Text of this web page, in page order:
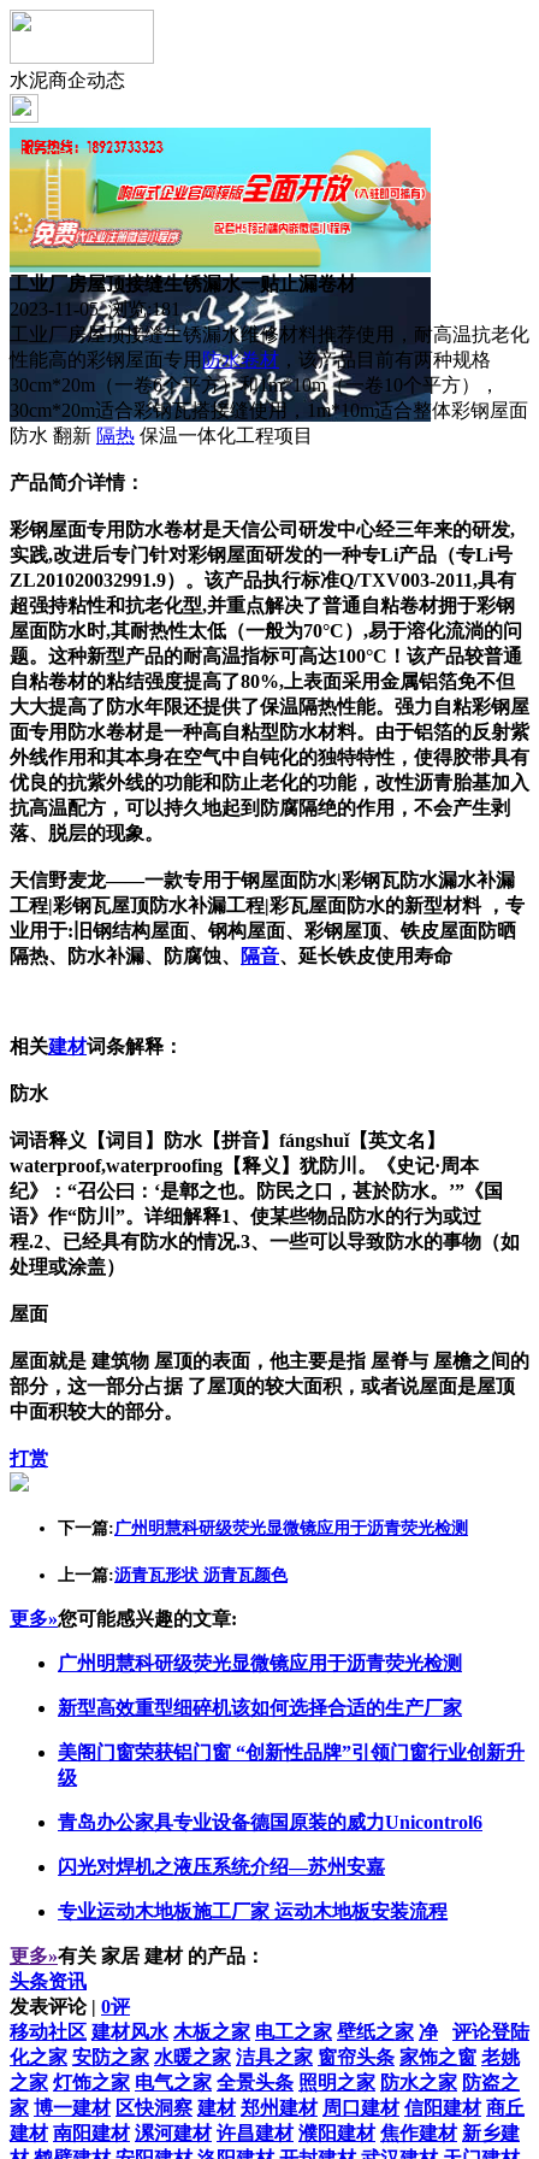
水泥商企动态
工业厂房屋顶接缝生锈漏水一贴止漏卷材
2023-11-05 浏览:181
工业厂房屋顶接缝生锈漏水维修材料推荐使用，耐高温抗老化
性能高的彩钢屋面专用 防水卷材 ，该产品目前有两种规格
30cm*20m（一卷6个平方）和1m*10m（一卷10个平方），
30cm*20m适合彩钢瓦搭接缝使用，1m*10m适合整体彩钢屋面
防水 翻新 隔热 保温一体化工程项目
产品简介详情：
彩钢屋面专用防水卷材是天信公司研发中心经三年来的研发,
实践,改进后专门针对彩钢屋面研发的一种专Li产品（专Li号
ZL201020032991.9）。该产品执行标准Q/TXV003-2011,具有
超强持粘性和抗老化型,并重点解决了普通自粘卷材拥于彩钢
屋面防水时,其耐热性太低（一般为70°C）,易于溶化流淌的问
题。这种新型产品的耐高温指标可高达100°C！该产品较普通
自粘卷材的粘结强度提高了80%,上表面采用金属铝箔免不但
大大提高了防水年限还提供了保温隔热性能。强力自粘彩钢屋
面专用防水卷材是一种高自粘型防水材料。由于铝箔的反射紫
外线作用和其本身在空气中自钝化的独特特性，使得胶带具有
优良的抗紫外线的功能和防止老化的功能，改性沥青胎基加入
抗高温配方，可以持久地起到防腐隔绝的作用，不会产生剥
落、脱层的现象。
天信野麦龙——一款专用于钢屋面防水|彩钢瓦防水漏水补漏
工程|彩钢瓦屋顶防水补漏工程|彩瓦屋面防水的新型材料 ，专
业用于:旧钢结构屋面、钢构屋面、彩钢屋顶、铁皮屋面防晒
隔热、防水补漏、防腐蚀、
隔音、延长铁皮使用寿命
相关建材词条解释：
防水
词语释义【词目】防水【拼音】fángshuǐ【英文名】
waterproof,waterproofing【释义】犹防川。《史记·周本
纪》：“召公曰：‘是鄣之也。防民之口，甚於防水。’”《国
语》作“防川”。详细解释1、使某些物品防水的行为或过
程.2、已经具有防水的情况.3、一些可以导致防水的事物（如
处理或涂盖）
屋面
屋面就是 建筑物 屋顶的表面，他主要是指 屋脊与 屋檐之间的
部分，这一部分占据 了屋顶的较大面积，或者说屋面是屋顶
中面积较大的部分。
打赏
下一篇:广州明慧科研级荧光显微镜应用于沥青荧光检测
上一篇:沥青瓦形状 沥青瓦颜色
更多»您可能感兴趣的文章:
广州明慧科研级荧光显微镜应用于沥青荧光检测
新型高效重型细碎机该如何选择合适的生产厂家
美阁门窗荣获铝门窗 “创新性品牌”引领门窗行业创新升
级
青岛办公家具专业设备德国原装的威力Unicontrol6
闪光对焊机之液压系统介绍—苏州安嘉
专业运动木地板施工厂家 运动木地板安装流程
更多»有关 家居 建材 的产品：
头条资讯
发表评论 | 0评
评论登陆
移动社区 建材风水 木板之家 电工之家 壁纸之家 净
化之家 安防之家 水暖之家 洁具之家 窗帘头条 家饰之窗 老姚
之家 灯饰之家 电气之家 全景头条 照明之家 防水之家 防盗之
家 博一建材 区快洞察 建材 郑州建材 周口建材 信阳建材 商丘
建材 南阳建材 漯河建材 许昌建材 濮阳建材 焦作建材 新乡建